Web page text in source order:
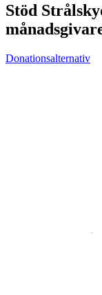
Stöd
Donationsalternativ